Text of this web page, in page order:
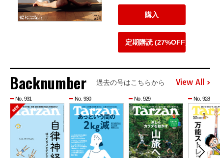
購入
定期購読 (27%OFF)
Backnumber 過去の号はこちらから View All
No. 931 No. 930 No. 929 No. 928